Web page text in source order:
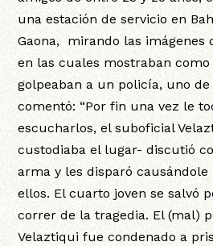
una estación de servicio en
Gaona, mirando las imágenes
en las cuales mostraban
golpeaban a un policía, uno de
comentó: “Por fin una vez le
escucharlos, el suboficial
custodiaba el lugar- discutió
arma y les disparó
ellos. El cuarto joven se salvó
correr de la tragedia. El (mal)
Velaztiqui fue condenado a